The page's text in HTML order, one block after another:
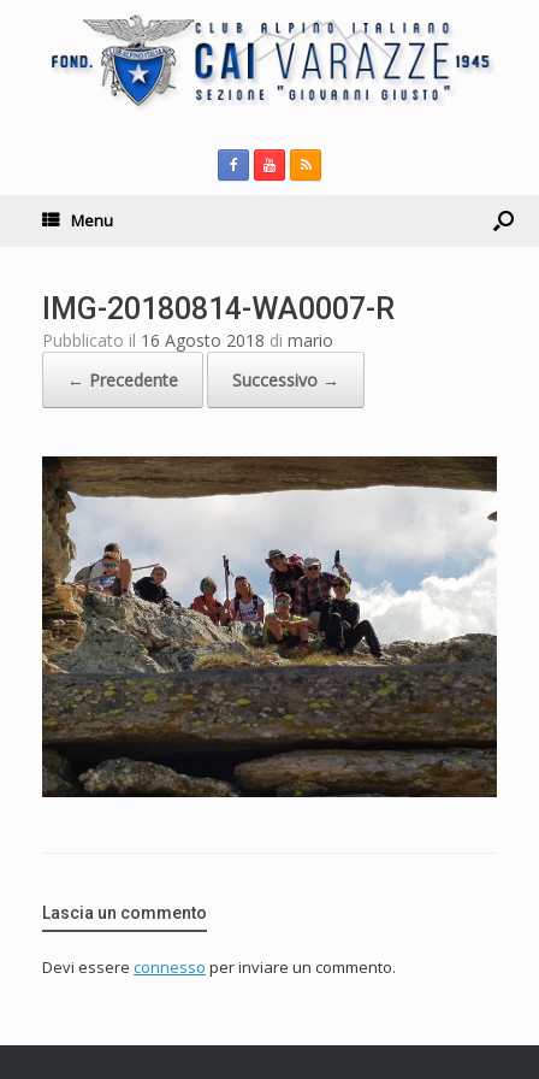
Menu
IMG-20180814-WA0007-R
Pubblicato il 16 Agosto 2018 di mario
← Precedente
Successivo →
Lascia un commento
Devi essere connesso per inviare un commento.